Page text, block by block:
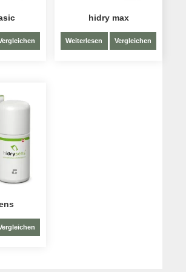
hidry max
Weiterlesen Vergleichen